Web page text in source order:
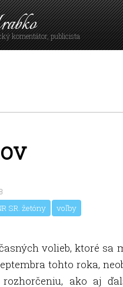
komentátor, publicista
SR. žetóny voľby
volieb, ktoré
tohto roka,
ako aj